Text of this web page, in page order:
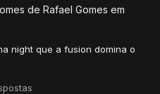
de Rafael Gomes em
night que a fusion domina o